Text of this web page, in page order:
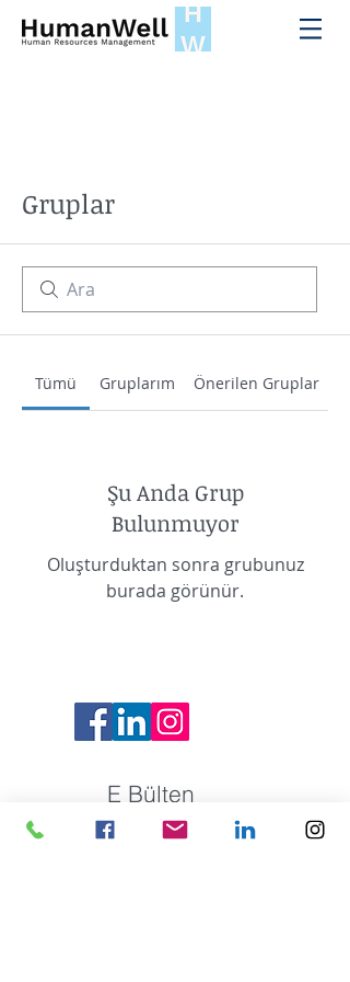
Gruplar
Tümü Gruplarım Önerilen Gruplar
Şu Anda Grup
Bulunmuyor
Oluşturduktan sonra grubunuz
burada görünür.
E Bülten